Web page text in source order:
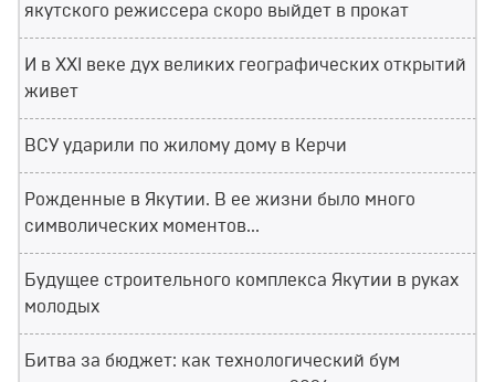
якутского режиссера скоро выйдет в прокат
И в XXI веке дух великих географических открытий
живет
ВСУ ударили по жилому дому в Керчи
Рожденные в Якутии. В ее жизни было много
символических моментов...
Будущее строительного комплекса Якутии в руках
молодых
Битва за бюджет: как технологический бум